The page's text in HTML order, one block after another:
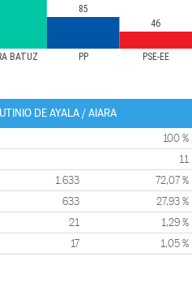
BATUZ PP PSE-EE
85
46
DE AYALA / AIARA
100 %
11
1.633 72,07 %
633 27,93 %
21 1,29 %
17 1,05 %